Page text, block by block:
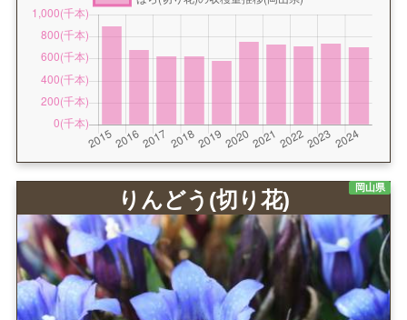
岡山県
りんどう(切り花)